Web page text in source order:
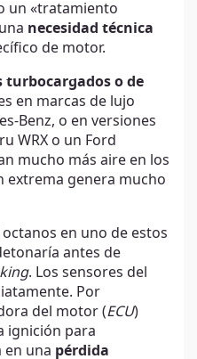
un «tratamiento
necesidad técnica
de motor.
turbocargados o de
en marcas de lujo
Benz, o en versiones
WRX o un Ford
mucho más aire en los
extrema genera mucho
en uno de estos
antes de
. Los sensores del
Por
del motor (ECU)
ignición para
en una pérdida